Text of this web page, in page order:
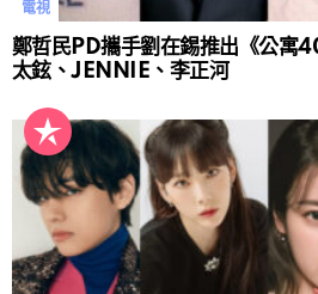
電視
鄭哲民PD攜手劉在錫推出《公寓
太鉉、JENNIE、李正河